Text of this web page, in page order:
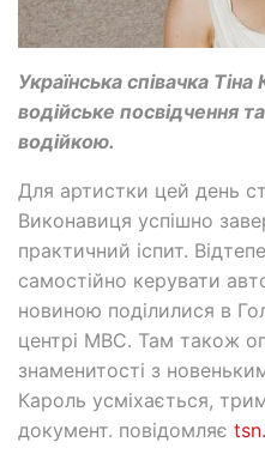
Українська співачка
водійське посвідчення
водійкою.
Для артистки цей день
Виконавиця успішно
практичний іспит.
самостійно керувати
новиною поділилися в
центрі МВС. Там також
знаменитості з
Кароль усміхається,
документ. повідомляє